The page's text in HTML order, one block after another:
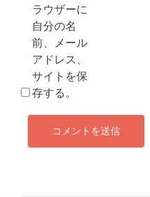
ラウザーに
自分の名
前、メール
アドレス、
サイトを保
存する。